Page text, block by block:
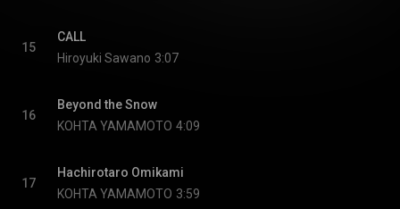
15
CALL
Hiroyuki Sawano 3:07
16
Beyond the Snow
KOHTA YAMAMOTO 4:09
17
Hachirotaro Omikami
KOHTA YAMAMOTO 3:59